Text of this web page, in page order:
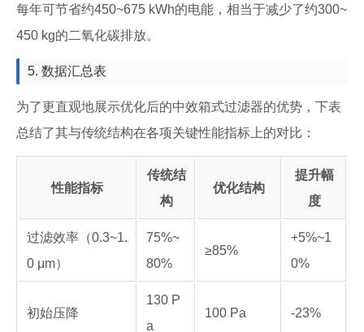
每年可节省约450~675 kWh的电能，相当于减少了约300~
450 kg的二氧化碳排放。
5. 数据汇总表
为了更直观地展示优化后的中效箱式过滤器的优势，下表
总结了其与传统结构在各项关键性能指标上的对比：
性能指标
传统结
构
优化结构
提升幅
度
过滤效率（0.3~1.
0 μm）
75%~
80%
≥85%
+5%~1
0%
初始压降
130 P
a
100 Pa -23%